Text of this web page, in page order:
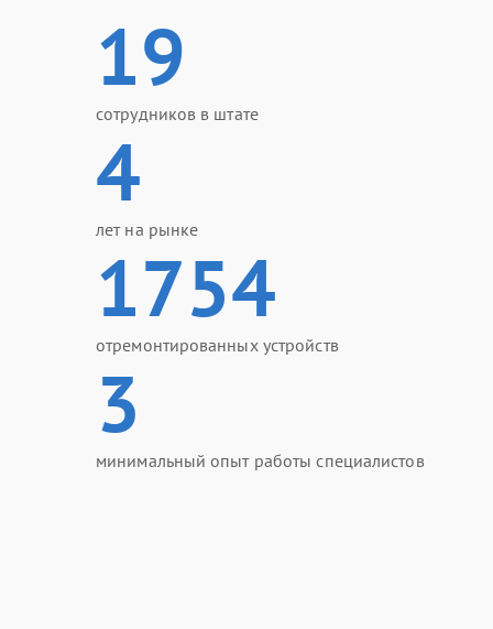
19
сотрудников в штате
4
лет на рынке
1754
отремонтированных устройств
3
минимальный опыт работы специалистов